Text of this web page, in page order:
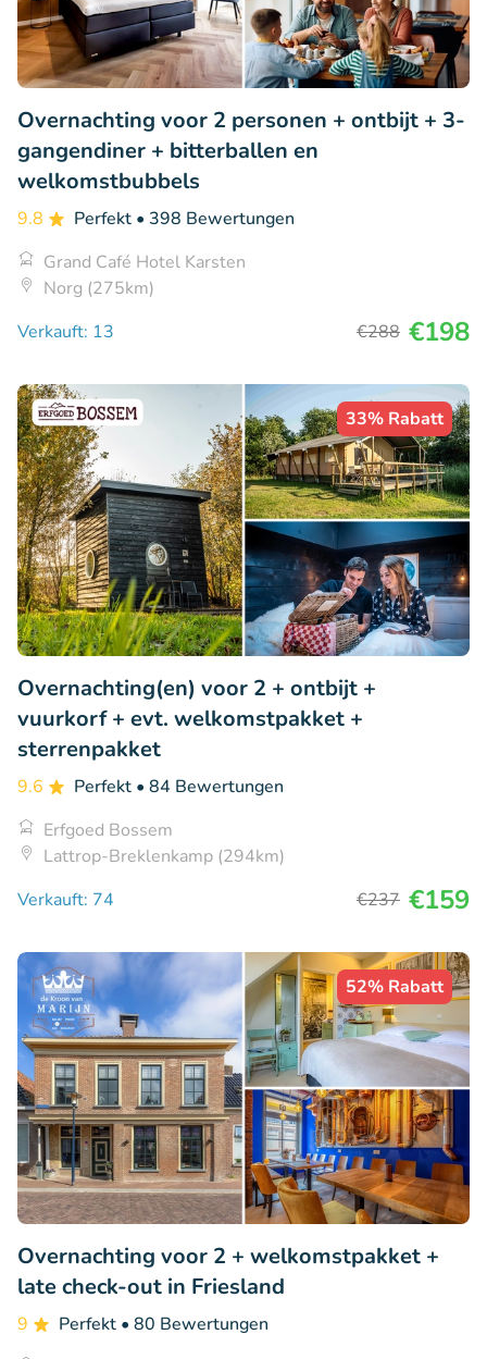
Overnachting voor 2 personen + ontbijt + 3-
gangendiner + bitterballen en
welkomstbubbels
9.8 Perfekt • 398 Bewertungen
Grand Café Hotel Karsten
Norg (275km)
Verkauft: 13
€288 €198
33% Rabatt
Overnachting(en) voor 2 + ontbijt +
vuurkorf + evt. welkomstpakket +
sterrenpakket
9.6 Perfekt • 84 Bewertungen
Erfgoed Bossem
Lattrop-Breklenkamp (294km)
Verkauft: 74
€237 €159
52% Rabatt
Overnachting voor 2 + welkomstpakket +
late check-out in Friesland
9 Perfekt • 80 Bewertungen